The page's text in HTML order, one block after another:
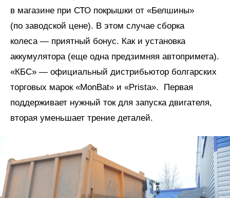
в магазине при СТО покрышки от «Белшины»
(по заводской цене). В этом случае сборка
колеса — приятный бонус. Как и установка
аккумулятора (еще одна предзимняя автопримета).
«КБС» — официальный дистрибьютор болгарских
торговых марок «MonBat» и «Prista». Первая
поддерживает нужный ток для запуска двигателя,
вторая уменьшает трение деталей.